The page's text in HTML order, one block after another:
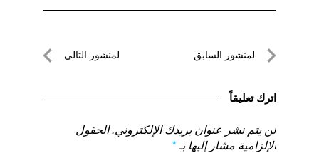
تصفّحلمنشور السابق
السابق
لمنشور التالي
اترك تعليقاً
لن يتم نشر عنوان بريدك الإلكتروني. الحقول
الإلزامية مشار إليها بـ*